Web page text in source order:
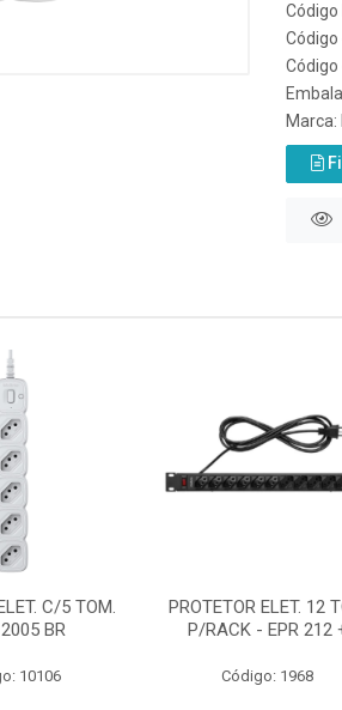
Código
Marca:
C/5 TOM.
BR
10106
PROTETOR ELET. 12
P/RACK - EPR 212
Código: 1968